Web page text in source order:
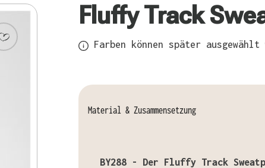
Fluffy Track
Farben können später ausgewählt
Material & Zusammensetzung
BY288 - Der Fluffy Track